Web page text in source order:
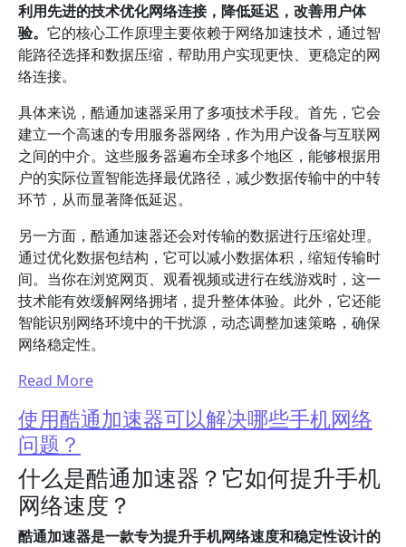
利用先进的技术优化网络连接，降低延迟，改善用户体
验。 它的核心工作原理主要依赖于网络加速技术，通过智
能路径选择和数据压缩，帮助用户实现更快、更稳定的网
络连接。
具体来说，酷通加速器采用了多项技术手段。首先，它会
建立一个高速的专用服务器网络，作为用户设备与互联网
之间的中介。这些服务器遍布全球多个地区，能够根据用
户的实际位置智能选择最优路径，减少数据传输中的中转
环节，从而显著降低延迟。
另一方面，酷通加速器还会对传输的数据进行压缩处理。
通过优化数据包结构，它可以减小数据体积，缩短传输时
间。当你在浏览网页、观看视频或进行在线游戏时，这一
技术能有效缓解网络拥堵，提升整体体验。此外，它还能
智能识别网络环境中的干扰源，动态调整加速策略，确保
网络稳定性。
Read More
使用酷通加速器可以解决哪些手机网络
问题？
什么是酷通加速器？它如何提升手机
网络速度？
酷通加速器是一款专为提升手机网络速度和稳定性设计的